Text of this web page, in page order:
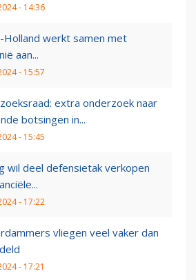
- 14:36
Holland werkt samen met
aan...
- 15:57
extra onderzoek naar
botsingen in...
- 15:45
wil deel defensietak verkopen
- 17:22
vliegen veel vaker dan
- 17:21